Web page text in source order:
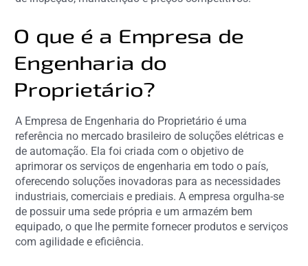
O que é a Empresa de
Engenharia do
Proprietário?
A Empresa de Engenharia do Proprietário é uma
referência no mercado brasileiro de soluções elétricas e
de automação. Ela foi criada com o objetivo de
aprimorar os serviços de engenharia em todo o país,
oferecendo soluções inovadoras para as necessidades
industriais, comerciais e prediais. A empresa orgulha-se
de possuir uma sede própria e um armazém bem
equipado, o que lhe permite fornecer produtos e serviços
com agilidade e eficiência.